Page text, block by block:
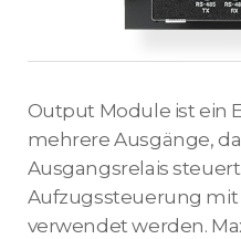
Output Module ist ein
mehrere Ausgänge,
Ausgangsrelais
Aufzugssteuerung mit
verwendet werden.